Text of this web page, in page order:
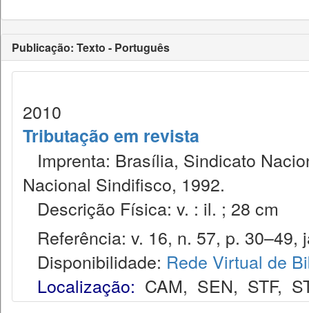
Publicação: Texto - Português
2010
Tributação em revista
Imprenta: Brasília, Sindicato
Nacional Sindifisco, 1992.
Descrição Física: v. : il. ; 28 cm
Referência: v. 16, n. 57, p. 30–49,
Disponibilidade: Rede Virtual de
Localização: CAM, SEN, STF,